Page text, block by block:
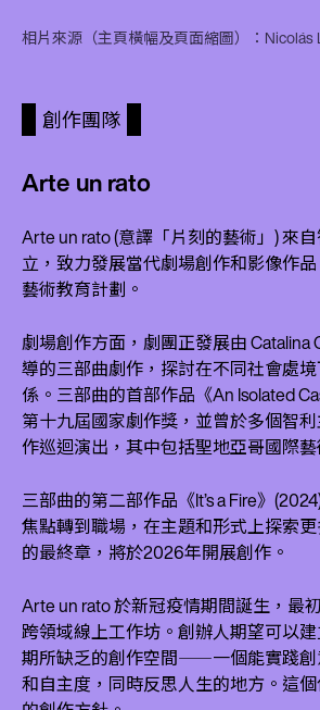
相片來源（主頁橫幅及頁面縮圖）：Nicolás
創作團隊
Arte un rato
Arte un rato (意譯「片刻的藝術」) 來
立，致力發展當代劇場創作和影像作
藝術教育計劃。
劇場創作方面，劇團正發展由 Catalina
導的三部曲劇作，探討在不同社會處
係。三部曲的首部作品《An Isolated
第十九屆國家劇作獎，並曾於多個智
作巡迴演出，其中包括聖地亞哥國際藝
三部曲的第二部作品《It’s a Fire》
焦點轉到職場，在主題和形式上探索
的最終章，將於2026年開展創作。
Arte un rato 於新冠疫情期間誕生，最
跨領域線上工作坊。創辦人期望可以
期所缺乏的創作空間⸺一個能實踐創
和自主度，同時反思人生的地方。這